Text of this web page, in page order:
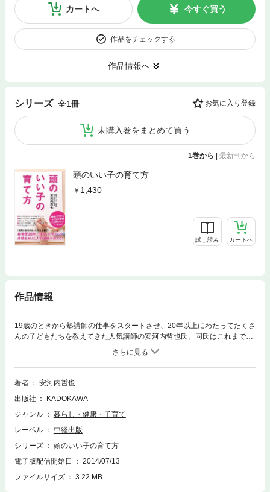
カートへ 今すぐ買う
作品をチェックする
作品情報へ
シリーズ 全1冊 お気に入り登録
未購入巻をまとめて買う
1巻から 最新刊から
頭のいい子の育て方
1,430
試し読み カートへ
作品情報
19歳のときから塾講師の仕事をスタートさせ、20年以上にわたってたくさ
んの子どもたちを教えてきた人気講師の安河内哲也氏。同氏はこれまでの
経験から「子どもの学力の土台は親が決定する」ことを痛感し、本書をま
とめるにいたりました。勉強の真の主役となる「思考力」「柔軟性」「粘
り強さ」「楽しむ力」は、家庭のなかで長い時間をかけ、育まれるもの。
頭のいい子を育てるために、親はどんなことができるのか。経験教育、家
ます！
著者
安河内哲也
出版社
KADOKAWA
ジャンル
暮らし・健康・子育て
レーベル
中経出版
シリーズ
頭のいい子の育て方
電子版配信開始日
2014/07/13
ファイルサイズ
3.22 MB